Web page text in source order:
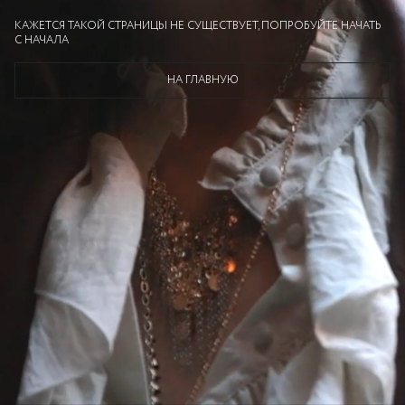
КАЖЕТСЯ ТАКОЙ СТРАНИЦЫ НЕ СУЩЕСТВУЕТ, ПОПРОБУЙТЕ НАЧАТЬ
С НАЧАЛА
НА ГЛАВНУЮ